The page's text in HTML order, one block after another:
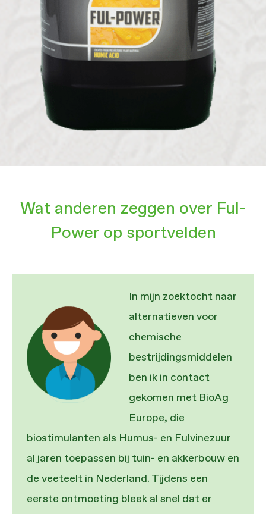
Wat anderen zeggen over Ful-
Power op sportvelden
In mijn zoektocht naar
alternatieven voor
chemische
bestrijdingsmiddelen
ben ik in contact
gekomen met BioAg
Europe, die
biostimulanten als Humus- en Fulvinezuur
al jaren toepassen bij tuin- en akkerbouw en
de veeteelt in Nederland. Tijdens een
eerste ontmoeting bleek al snel dat er